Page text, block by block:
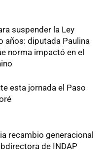
suspender la Ley
años: diputada Paulina
norma impactó en el
esta jornada el Paso
recambio generacional
de INDAP